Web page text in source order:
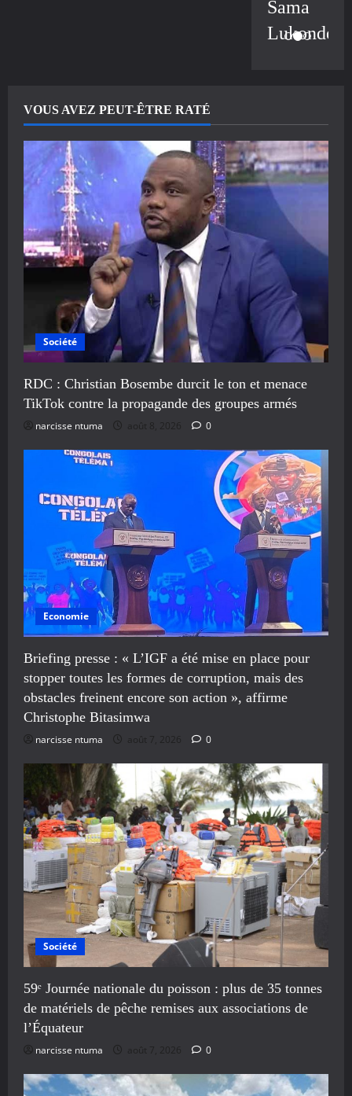
Sama
Lukonde
VOUS AVEZ PEUT-ÊTRE RATÉ
Société
RDC : Christian Bosembe durcit le ton et menace
TikTok contre la propagande des groupes armés
narcisse ntuma août 8, 2026 0
Economie
Briefing presse : « L’IGF a été mise en place pour
stopper toutes les formes de corruption, mais des
obstacles freinent encore son action », affirme
Christophe Bitasimwa
narcisse ntuma août 7, 2026 0
Société
59ᵉ Journée nationale du poisson : plus de 35 tonnes
de matériels de pêche remises aux associations de
l’Équateur
narcisse ntuma août 7, 2026 0